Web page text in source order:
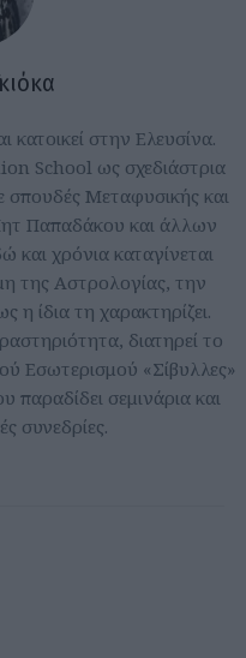
κατοικεί στην Ελευσίνα.
School ως σχεδιάστρια
Μεταφυσικής και
Παπαδάκου και άλλων
χρόνια καταγίνεται
της Αστρολογίας, την
ίδια τη χαρακτηρίζει.
διατηρεί το
Εσωτερισμού «Σίβυλλες»
σεμινάρια και
συνεδρίες.